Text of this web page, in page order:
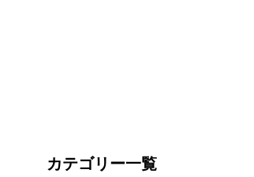
カテゴリー一覧